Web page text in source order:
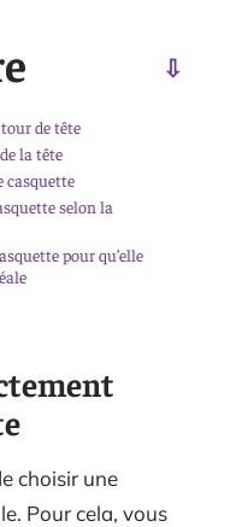
de tête
la tête
casquette
selon la
pour qu’elle
choisir une
Pour cela, vous